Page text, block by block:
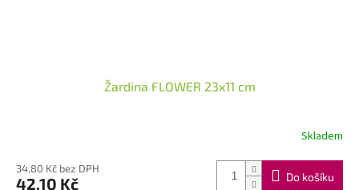
Žardina FLOWER 23x11 cm
Skladem
34,80 Kč bez DPH
42,10 Kč Do košíku